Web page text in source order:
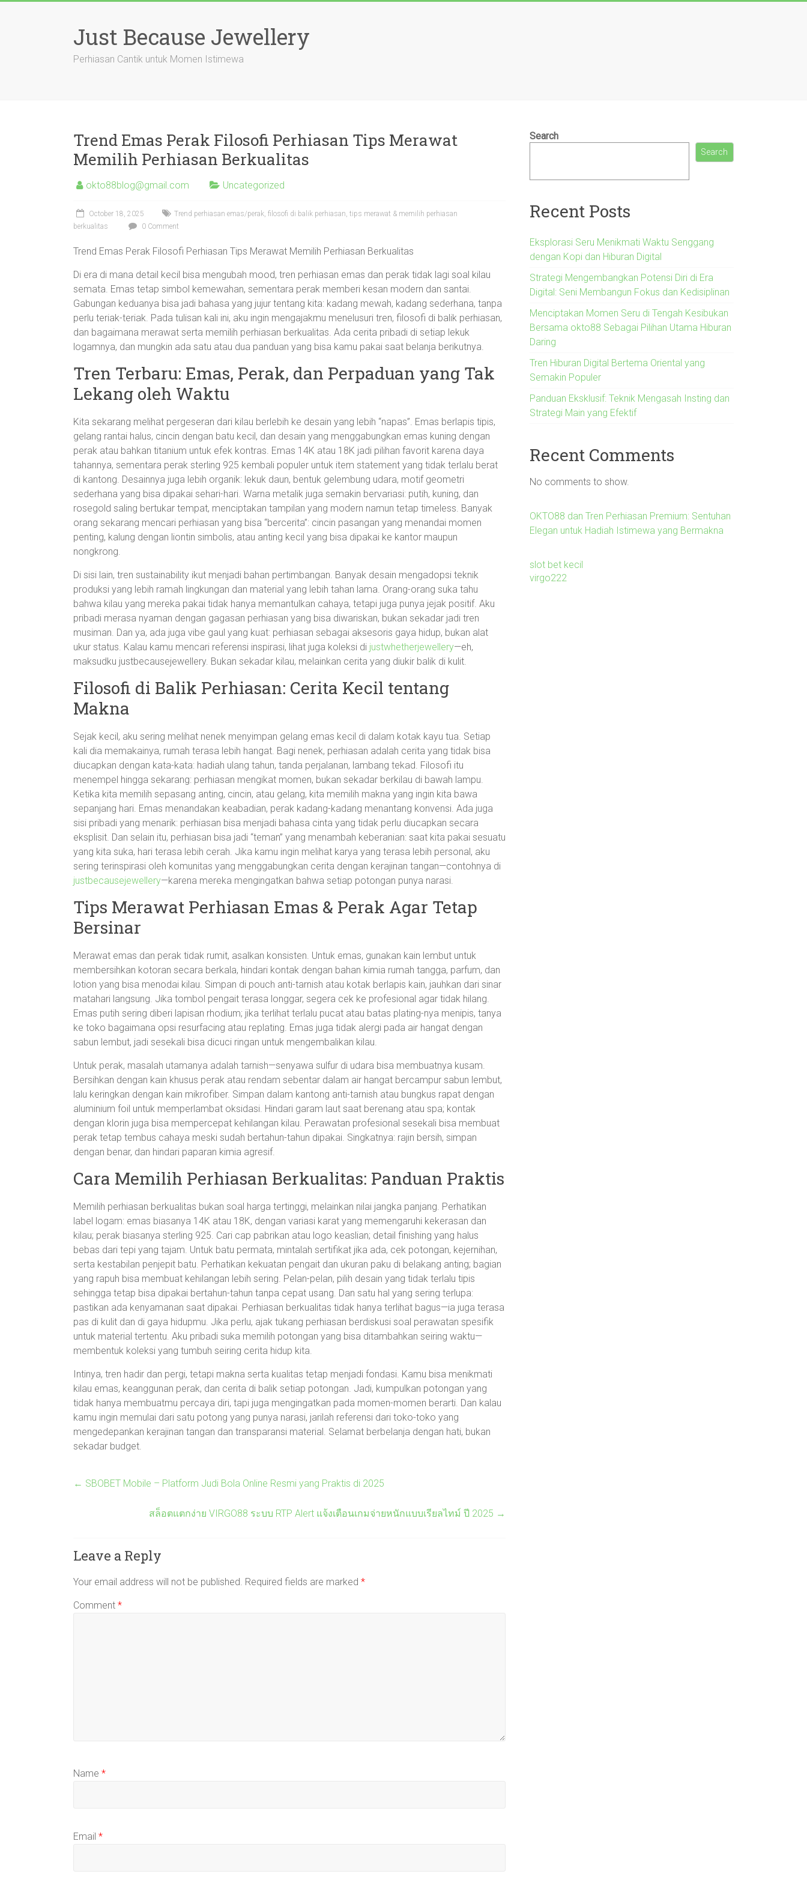
Just Because Jewellery
Perhiasan Cantik untuk Momen Istimewa
Trend Emas Perak Filosofi Perhiasan Tips Merawat
Memilih Perhiasan Berkualitas
okto88blog@gmail.com Uncategorized
October 18, 2025
Trend perhiasan emas/perak, filosofi di balik perhiasan, tips merawat & memilih perhiasan
berkualitas
0 Comment
Trend Emas Perak Filosofi Perhiasan Tips Merawat Memilih Perhiasan Berkualitas
Di era di mana detail kecil bisa mengubah mood, tren perhiasan emas dan perak tidak lagi soal kilau
semata. Emas tetap simbol kemewahan, sementara perak memberi kesan modern dan santai.
Gabungan keduanya bisa jadi bahasa yang jujur tentang kita: kadang mewah, kadang sederhana, tanpa
perlu teriak-teriak. Pada tulisan kali ini, aku ingin mengajakmu menelusuri tren, filosofi di balik perhiasan,
dan bagaimana merawat serta memilih perhiasan berkualitas. Ada cerita pribadi di setiap lekuk
logamnya, dan mungkin ada satu atau dua panduan yang bisa kamu pakai saat belanja berikutnya.
Tren Terbaru: Emas, Perak, dan Perpaduan yang Tak
Lekang oleh Waktu
Kita sekarang melihat pergeseran dari kilau berlebih ke desain yang lebih “napas”. Emas berlapis tipis,
gelang rantai halus, cincin dengan batu kecil, dan desain yang menggabungkan emas kuning dengan
perak atau bahkan titanium untuk efek kontras. Emas 14K atau 18K jadi pilihan favorit karena daya
tahannya, sementara perak sterling 925 kembali populer untuk item statement yang tidak terlalu berat
di kantong. Desainnya juga lebih organik: lekuk daun, bentuk gelembung udara, motif geometri
sederhana yang bisa dipakai sehari-hari. Warna metalik juga semakin bervariasi: putih, kuning, dan
rosegold saling bertukar tempat, menciptakan tampilan yang modern namun tetap timeless. Banyak
orang sekarang mencari perhiasan yang bisa “bercerita”: cincin pasangan yang menandai momen
penting, kalung dengan liontin simbolis, atau anting kecil yang bisa dipakai ke kantor maupun
nongkrong.
Di sisi lain, tren sustainability ikut menjadi bahan pertimbangan. Banyak desain mengadopsi teknik
produksi yang lebih ramah lingkungan dan material yang lebih tahan lama. Orang-orang suka tahu
bahwa kilau yang mereka pakai tidak hanya memantulkan cahaya, tetapi juga punya jejak positif. Aku
pribadi merasa nyaman dengan gagasan perhiasan yang bisa diwariskan, bukan sekadar jadi tren
musiman. Dan ya, ada juga vibe gaul yang kuat: perhiasan sebagai aksesoris gaya hidup, bukan alat
ukur status. Kalau kamu mencari referensi inspirasi, lihat juga koleksi di justwhetherjewellery—eh,
maksudku justbecausejewellery. Bukan sekadar kilau, melainkan cerita yang diukir balik di kulit.
Filosofi di Balik Perhiasan: Cerita Kecil tentang
Makna
Sejak kecil, aku sering melihat nenek menyimpan gelang emas kecil di dalam kotak kayu tua. Setiap
kali dia memakainya, rumah terasa lebih hangat. Bagi nenek, perhiasan adalah cerita yang tidak bisa
diucapkan dengan kata-kata: hadiah ulang tahun, tanda perjalanan, lambang tekad. Filosofi itu
menempel hingga sekarang: perhiasan mengikat momen, bukan sekadar berkilau di bawah lampu.
Ketika kita memilih sepasang anting, cincin, atau gelang, kita memilih makna yang ingin kita bawa
sepanjang hari. Emas menandakan keabadian, perak kadang-kadang menantang konvensi. Ada juga
sisi pribadi yang menarik: perhiasan bisa menjadi bahasa cinta yang tidak perlu diucapkan secara
eksplisit. Dan selain itu, perhiasan bisa jadi “teman” yang menambah keberanian: saat kita pakai sesuatu
yang kita suka, hari terasa lebih cerah. Jika kamu ingin melihat karya yang terasa lebih personal, aku
sering terinspirasi oleh komunitas yang menggabungkan cerita dengan kerajinan tangan—contohnya di
justbecausejewellery—karena mereka mengingatkan bahwa setiap potongan punya narasi.
Tips Merawat Perhiasan Emas & Perak Agar Tetap
Bersinar
Merawat emas dan perak tidak rumit, asalkan konsisten. Untuk emas, gunakan kain lembut untuk
membersihkan kotoran secara berkala, hindari kontak dengan bahan kimia rumah tangga, parfum, dan
lotion yang bisa menodai kilau. Simpan di pouch anti-tarnish atau kotak berlapis kain, jauhkan dari sinar
matahari langsung. Jika tombol pengait terasa longgar, segera cek ke profesional agar tidak hilang.
Emas putih sering diberi lapisan rhodium; jika terlihat terlalu pucat atau batas plating-nya menipis, tanya
ke toko bagaimana opsi resurfacing atau replating. Emas juga tidak alergi pada air hangat dengan
sabun lembut, jadi sesekali bisa dicuci ringan untuk mengembalikan kilau.
Untuk perak, masalah utamanya adalah tarnish—senyawa sulfur di udara bisa membuatnya kusam.
Bersihkan dengan kain khusus perak atau rendam sebentar dalam air hangat bercampur sabun lembut,
lalu keringkan dengan kain mikrofiber. Simpan dalam kantong anti-tarnish atau bungkus rapat dengan
aluminium foil untuk memperlambat oksidasi. Hindari garam laut saat berenang atau spa; kontak
dengan klorin juga bisa mempercepat kehilangan kilau. Perawatan profesional sesekali bisa membuat
perak tetap tembus cahaya meski sudah bertahun-tahun dipakai. Singkatnya: rajin bersih, simpan
dengan benar, dan hindari paparan kimia agresif.
Cara Memilih Perhiasan Berkualitas: Panduan Praktis
Memilih perhiasan berkualitas bukan soal harga tertinggi, melainkan nilai jangka panjang. Perhatikan
label logam: emas biasanya 14K atau 18K, dengan variasi karat yang memengaruhi kekerasan dan
kilau; perak biasanya sterling 925. Cari cap pabrikan atau logo keaslian; detail finishing yang halus
bebas dari tepi yang tajam. Untuk batu permata, mintalah sertifikat jika ada, cek potongan, kejernihan,
serta kestabilan penjepit batu. Perhatikan kekuatan pengait dan ukuran paku di belakang anting; bagian
yang rapuh bisa membuat kehilangan lebih sering. Pelan-pelan, pilih desain yang tidak terlalu tipis
sehingga tetap bisa dipakai bertahun-tahun tanpa cepat usang. Dan satu hal yang sering terlupa:
pastikan ada kenyamanan saat dipakai. Perhiasan berkualitas tidak hanya terlihat bagus—ia juga terasa
pas di kulit dan di gaya hidupmu. Jika perlu, ajak tukang perhiasan berdiskusi soal perawatan spesifik
untuk material tertentu. Aku pribadi suka memilih potongan yang bisa ditambahkan seiring waktu—
membentuk koleksi yang tumbuh seiring cerita hidup kita.
Intinya, tren hadir dan pergi, tetapi makna serta kualitas tetap menjadi fondasi. Kamu bisa menikmati
kilau emas, keanggunan perak, dan cerita di balik setiap potongan. Jadi, kumpulkan potongan yang
tidak hanya membuatmu percaya diri, tapi juga mengingatkan pada momen-momen berarti. Dan kalau
kamu ingin memulai dari satu potong yang punya narasi, jarilah referensi dari toko-toko yang
mengedepankan kerajinan tangan dan transparansi material. Selamat berbelanja dengan hati, bukan
sekadar budget.
← SBOBET Mobile – Platform Judi Bola Online Resmi yang Praktis di 2025
สล็อตแตกง่าย VIRGO88 ระบบ RTP Alert แจ้งเตือนเกมจ่ายหนักแบบเรียลไทม์ ปี 2025 →
Leave a Reply
Your email address will not be published. Required fields are marked *
Comment *
Name *
Email *
Search
Search
Recent Posts
Eksplorasi Seru Menikmati Waktu Senggang
dengan Kopi dan Hiburan Digital
Strategi Mengembangkan Potensi Diri di Era
Digital: Seni Membangun Fokus dan Kedisiplinan
Menciptakan Momen Seru di Tengah Kesibukan
Bersama okto88 Sebagai Pilihan Utama Hiburan
Daring
Tren Hiburan Digital Bertema Oriental yang
Semakin Populer
Panduan Eksklusif: Teknik Mengasah Insting dan
Strategi Main yang Efektif
Recent Comments
No comments to show.
OKTO88 dan Tren Perhiasan Premium: Sentuhan
Elegan untuk Hadiah Istimewa yang Bermakna
slot bet kecil
virgo222